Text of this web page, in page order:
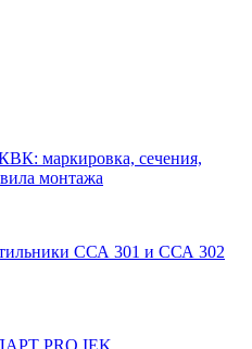
маркировка, сечения,
монтажа
ССА 301 и ССА 302
PRO IEK